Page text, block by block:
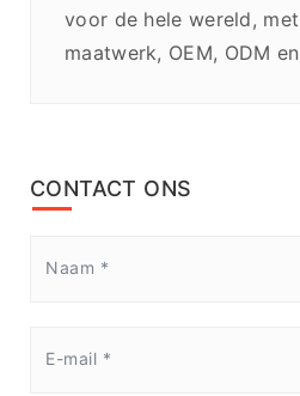
voor de hele wereld,
maatwerk, OEM, ODM
CONTACT ONS